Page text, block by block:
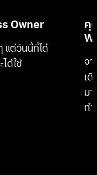
Owner
แต่วันนี้ที่ได้
ได้ใช้
คุ
จา
เดิ
มา
ทำ